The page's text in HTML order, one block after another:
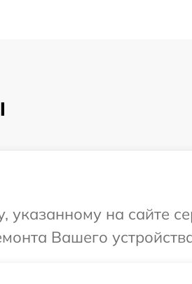
на сайте
Вашего